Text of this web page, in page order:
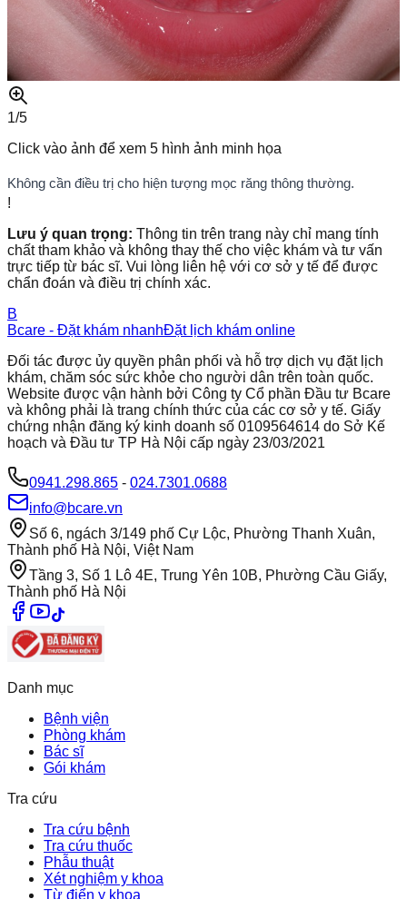
1/5
Click vào ảnh để xem 5 hình ảnh minh họa
Không cần điều trị cho hiện tượng mọc răng thông thường.
!
Lưu ý quan trọng: Thông tin trên trang này chỉ mang tính
chất tham khảo và không thay thế cho việc khám và tư vấn
trực tiếp từ bác sĩ. Vui lòng liên hệ với cơ sở y tế để được
chẩn đoán và điều trị chính xác.
B
Bcare - Đặt khám nhanhĐặt lịch khám online
Đối tác được ủy quyền phân phối và hỗ trợ dịch vụ đặt lịch
khám, chăm sóc sức khỏe cho người dân trên toàn quốc.
Website được vận hành bởi Công ty Cổ phần Đầu tư Bcare
và không phải là trang chính thức của các cơ sở y tế. Giấy
chứng nhận đăng ký kinh doanh số 0109564614 do Sở Kế
hoạch và Đầu tư TP Hà Nội cấp ngày 23/03/2021
0941.298.865 - 024.7301.0688
info@bcare.vn
Số 6, ngách 3/149 phố Cự Lộc, Phường Thanh Xuân,
Thành phố Hà Nội, Việt Nam
Tầng 3, Số 1 Lô 4E, Trung Yên 10B, Phường Cầu Giấy,
Thành phố Hà Nội
Danh mục
Bệnh viện
Phòng khám
Bác sĩ
Gói khám
Tra cứu
Tra cứu bệnh
Tra cứu thuốc
Phẫu thuật
Xét nghiệm y khoa
Từ điển y khoa